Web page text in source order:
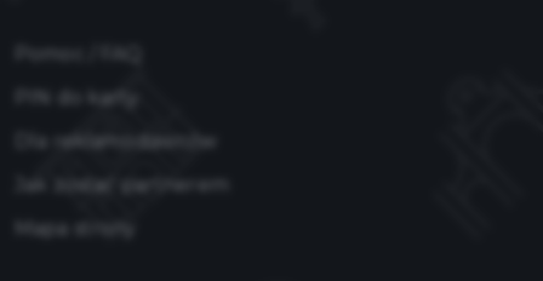
PIN do karty
Dla reklamodawców
Jak zostać partnerem
Mapa strony